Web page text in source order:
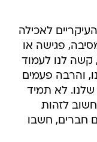
לאכילה
פגישה או
קשה לנו לעמוד
והרבה פעמים
לא תמיד
חשוב לזהות
חברים, חשבו